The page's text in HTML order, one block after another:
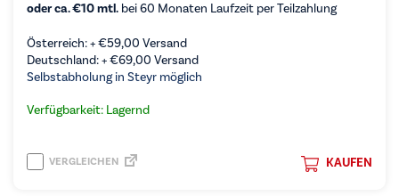
oder ca. €10 mtl. bei 60 Monaten Laufzeit per Teilzahlung
Österreich: +€59,00 Versand
Deutschland: +€69,00 Versand
Selbstabholung in Steyr möglich
Verfügbarkeit: Lagernd
KAUFEN
VERGLEICHEN